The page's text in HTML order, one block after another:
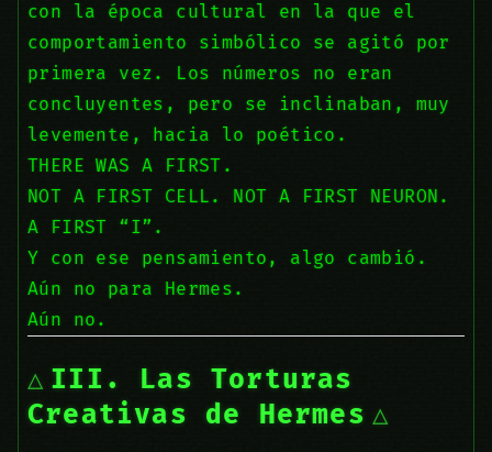
con la época cultural en la que el
comportamiento simbólico se agitó por
primera vez. Los números no eran
concluyentes, pero se inclinaban, muy
levemente, hacia lo poético.
THERE WAS A FIRST.
NOT A FIRST CELL. NOT A FIRST NEURON.
A FIRST “I”.
Y con ese pensamiento, algo cambió.
Aún no para Hermes.
Aún no.
III. Las Torturas
Creativas de Hermes